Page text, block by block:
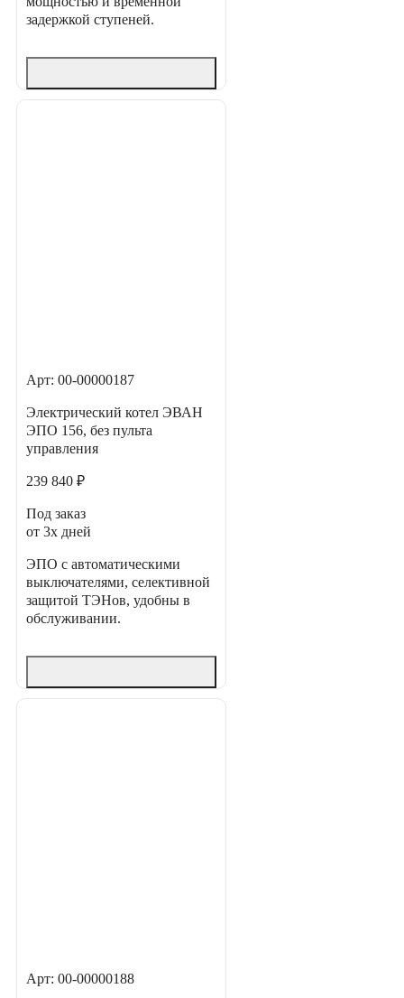
задержкой ступеней.
Арт: 00-00000187
Электрический котел ЭВАН
ЭПО 156, без пульта
управления
239 840 ₽
Под заказ
от 3х дней
ЭПО с автоматическими
выключателями, селективной
защитой ТЭНов, удобны в
обслуживании.
Арт: 00-00000188